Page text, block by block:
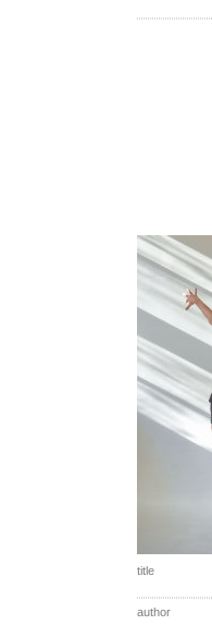
title
author